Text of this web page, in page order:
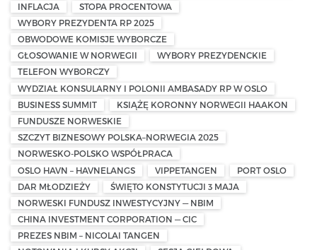
INFLACJA
STOPA PROCENTOWA
WYBORY PREZYDENTA RP 2025
OBWODOWE KOMISJE WYBORCZE
GŁOSOWANIE W NORWEGII
WYBORY PREZYDENCKIE
TELEFON WYBORCZY
WYDZIAŁ KONSULARNY I POLONII AMBASADY RP W OSLO
BUSINESS SUMMIT
KSIĄŻĘ KORONNY NORWEGII HAAKON
FUNDUSZE NORWESKIE
SZCZYT BIZNESOWY POLSKA–NORWEGIA 2025
NORWESKO-POLSKO WSPÓŁPRACA
OSLO HAVN – HAVNELANGS
VIPPETANGEN
PORT OSLO
DAR MŁODZIEŻY
ŚWIĘTO KONSTYTUCJI 3 MAJA
NORWESKI FUNDUSZ INWESTYCYJNY — NBIM
CHINA INVESTMENT CORPORATION — CIC
PREZES NBIM – NICOLAI TANGEN